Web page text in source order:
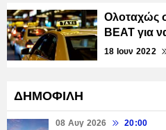
Ολοταχώς
BEAT για
18 Ιουν 2022
ΔΗΜΟΦΙΛΗ
08 Αυγ 2026 20:00